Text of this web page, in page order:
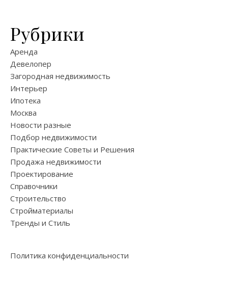
Рубрики
Аренда
Девелопер
Загородная недвижимость
Интерьер
Ипотека
Москва
Новости разные
Подбор недвижимости
Практические Советы и Решения
Продажа недвижимости
Проектирование
Справочники
Строительство
Стройматериалы
Тренды и Стиль
Политика конфиденциальности